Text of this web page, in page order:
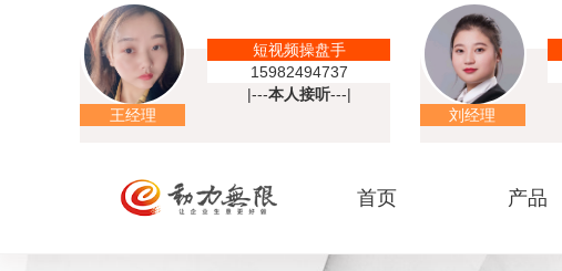
王经理
短视频操盘手
15982494737
|---本人接听---|
刘经理
首页 产品